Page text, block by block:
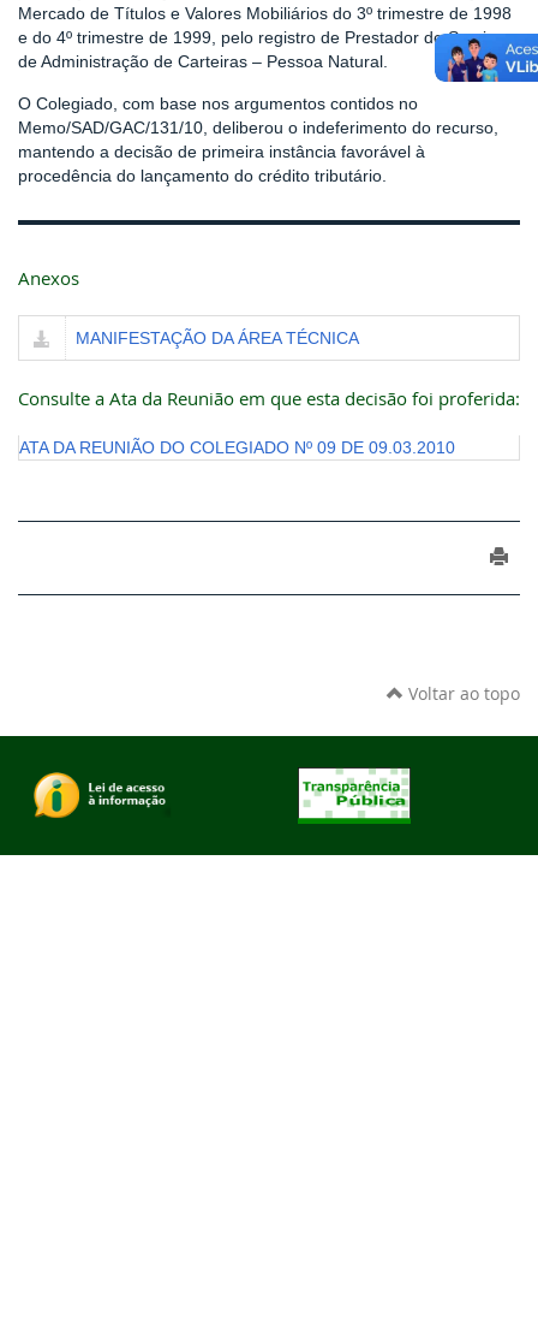
Mercado de Títulos e Valores Mobiliários do 3º trimestre de 1998
e do 4º trimestre de 1999, pelo registro de Prestador de Serviços
de Administração de Carteiras – Pessoa Natural.
O Colegiado, com base nos argumentos contidos no
Memo/SAD/GAC/131/10, deliberou o indeferimento do recurso,
mantendo a decisão de primeira instância favorável à
procedência do lançamento do crédito tributário.
Anexos
MANIFESTAÇÃO DA ÁREA TÉCNICA
Consulte a Ata da Reunião em que esta decisão foi proferida:
ATA DA REUNIÃO DO COLEGIADO Nº 09 DE 09.03.2010
Voltar ao topo